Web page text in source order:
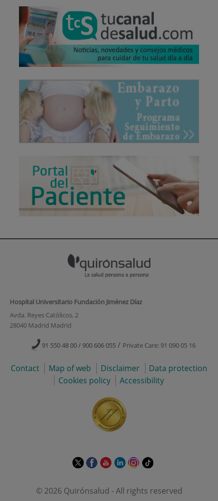
Hospital Universitario Fundación Jiménez Díaz
Avda. Reyes Católicos, 2
28040 Madrid Madrid
91 550 48 00 / 900 606 055 / Private Care: 91 090 05 16
Contact Map of web Disclaimer
Data protection
Cookies policy
Accessibility
This
open
This
open
This
open
This
open
This
open
Link
application.
© 2026 Quirónsalud - All rights reserved